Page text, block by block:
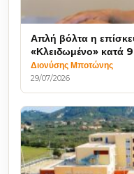
Απλή βόλτα η
«Κλειδωμένο» κατά
Διονύσης Μποτώνης
29/07/2026